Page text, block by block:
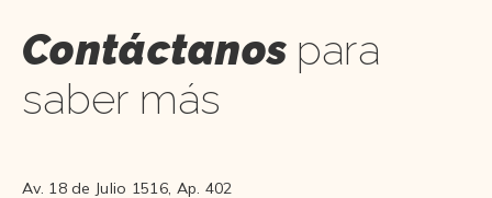
Contáctanos para
saber más
Av. 18 de Julio 1516, Ap. 402